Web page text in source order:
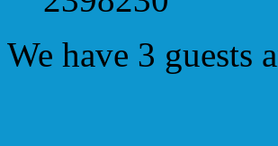
We have 3 guests